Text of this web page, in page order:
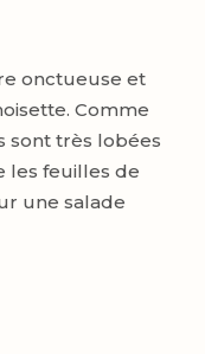
onctueuse et
Comme
sont très lobées
les feuilles de
une salade